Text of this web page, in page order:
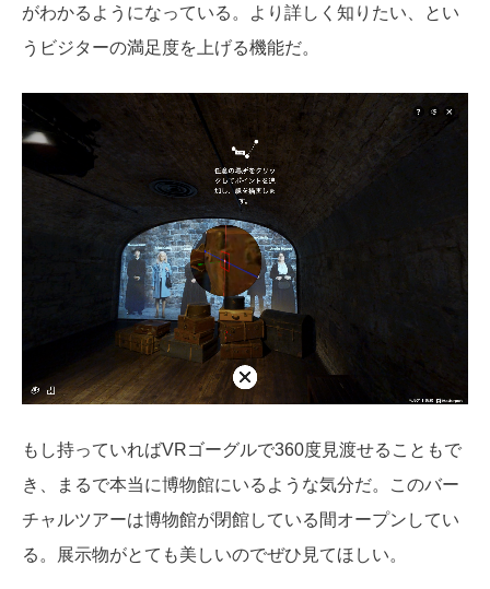
がわかるようになっている。より詳しく知りたい、とい
うビジターの満足度を上げる機能だ。
もし持っていればVRゴーグルで360度見渡せることもで
き、まるで本当に博物館にいるような気分だ。このバー
チャルツアーは博物館が閉館している間オープンしてい
る。展示物がとても美しいのでぜひ見てほしい。